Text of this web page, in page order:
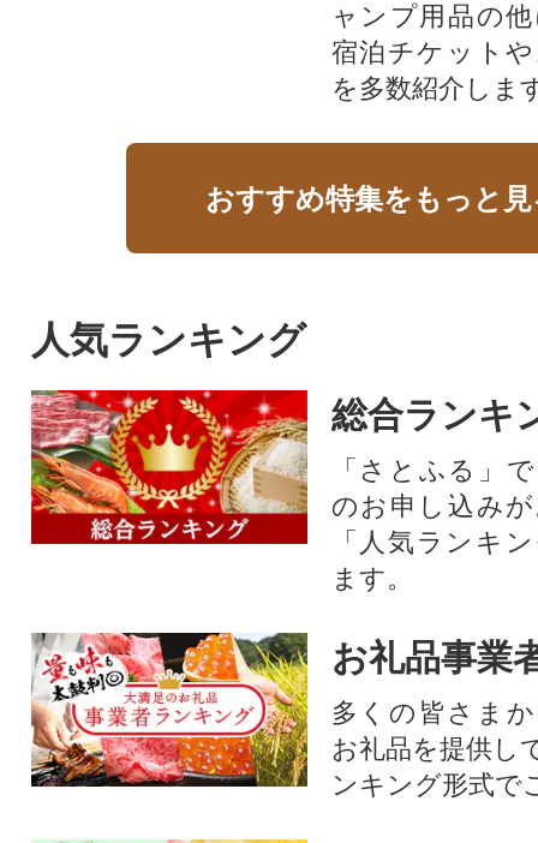
ャンプ用品の
宿泊チケット
を多数紹介しま
おすすめ特集をもっと
人気ランキング
総合ランキ
「さとふる」
のお申し込み
「人気ランキ
ます。
お礼品事業
多くの皆さま
お礼品を提供し
ンキング形式で